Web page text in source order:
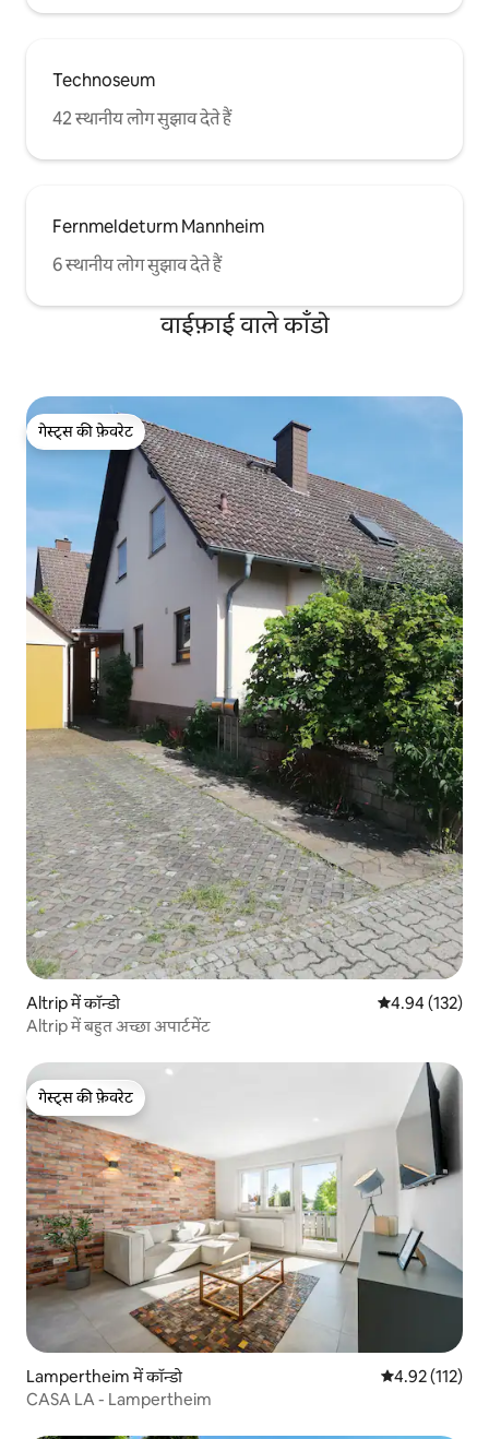
Technoseum
42 स्थानीय लोग सुझाव देते हैं
Fernmeldeturm Mannheim
6 स्थानीय लोग सुझाव देते हैं
वाईफ़ाई वाले काँडो
गेस्ट्स की फ़ेवरेट
गेस्ट्स की फ़ेवरेट
Altrip में कॉन्डो औसत रेटिंग 5 में से
4.94 (132)
Altrip में बहुत अच्छा अपार्टमेंट
गेस्ट्स की फ़ेवरेट
गेस्ट्स की फ़ेवरेट
Lampertheim में कॉन्डो औसत रेटिंग 5 में से
4.92 (112)
CASA LA - Lampertheim